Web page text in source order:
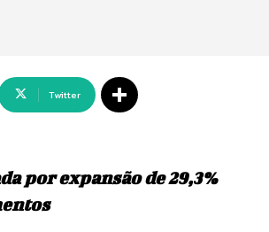
Twitter
por expansão de 29,3%